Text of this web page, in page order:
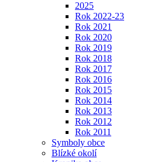
2025
Rok 2022-23
Rok 2021
Rok 2020
Rok 2019
Rok 2018
Rok 2017
Rok 2016
Rok 2015
Rok 2014
Rok 2013
Rok 2012
Rok 2011
Symboly obce
Blízké okolí